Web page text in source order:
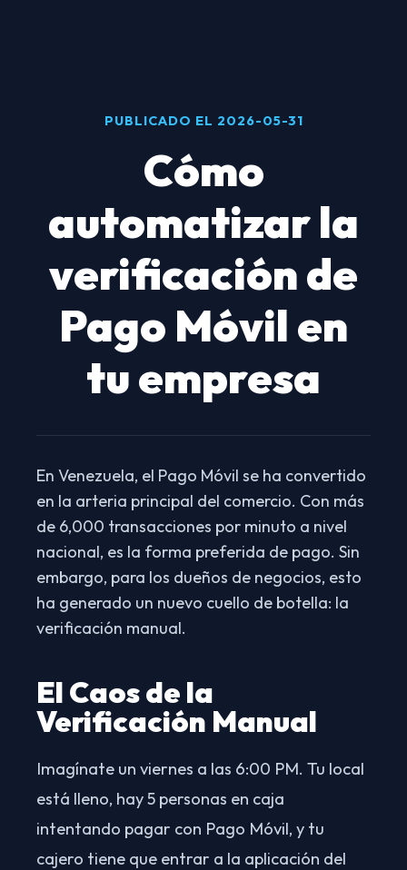
PUBLICADO EL 2026-05-31
Cómo
automatizar la
verificación de
Pago Móvil en
tu empresa
En Venezuela, el Pago Móvil se ha convertido
en la arteria principal del comercio. Con más
de 6,000 transacciones por minuto a nivel
nacional, es la forma preferida de pago. Sin
embargo, para los dueños de negocios, esto
ha generado un nuevo cuello de botella: la
verificación manual.
El Caos de la
Verificación Manual
Imagínate un viernes a las 6:00 PM. Tu local
está lleno, hay 5 personas en caja
intentando pagar con Pago Móvil, y tu
cajero tiene que entrar a la aplicación del